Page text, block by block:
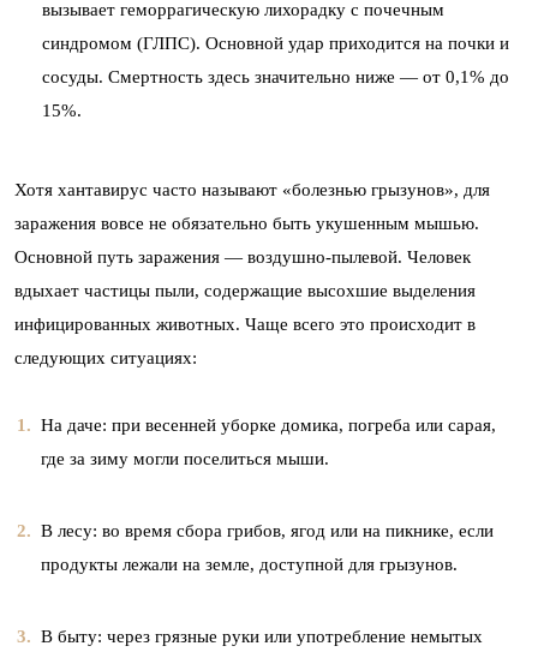
вызывает геморрагическую лихорадку с почечным
синдромом (ГЛПС). Основной удар приходится на почки и
сосуды. Смертность здесь значительно ниже — от 0,1% до
15%.
Хотя хантавирус часто называют «болезнью грызунов», для
заражения вовсе не обязательно быть укушенным мышью.
Основной путь заражения — воздушно-пылевой. Человек
вдыхает частицы пыли, содержащие высохшие выделения
инфицированных животных. Чаще всего это происходит в
следующих ситуациях:
На даче: при весенней уборке домика, погреба или сарая,
где за зиму могли поселиться мыши.
В лесу: во время сбора грибов, ягод или на пикнике, если
продукты лежали на земле, доступной для грызунов.
В быту: через грязные руки или употребление немытых